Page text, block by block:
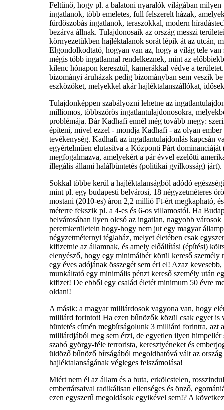
Feltűnő, hogy pl. a balatoni nyaralók világában
ingatlanok, több emeletes, full felszerelt házak,
fürdőszobás ingatlanok, teraszokkal, modern
bezárva állnak. Tulajdonosaik az ország messzi
környezetükben hajléktalanok sorát lépik át az utcán,
Elgondolkodtató, hogyan van az, hogy a világ tele
mégis több ingatlannal rendelkeznek, mint az
kilenc hónapon keresztül, kamerákkal védve a
bizományi áruházak pedig bizományban sem veszik
eszközöket, melyekkel akár hajléktalanszállókat,
Tulajdonképpen szabályozni lehetne az
milliomos, többszörös ingatlantulajdonosokra,
problémája. Bár Kadhafi ennél még tovább megy:
építeni, mivel ezzel - mondja Kadhafi - az olyan
tevékenység. Kadhafi az ingatlantulajdonlás kapcsán
egyértelműen elutasítva a Központi Párt
megfogalmazva, amelyekért a pár évvel ezelőtti
illegális állami halálbüntetés (politikai gyilkosság) járt).
Sokkal többe kerül a hajléktalanságból adódó
mint pl. egy budapesti belvárosi, 18 négyzetméteres
mostani (2010-es) áron 2,2 millió Ft-ért megkapható,
méterre fekszik pl. a 4-es és 6-os villamostól. Ha
belvárosában ilyen olcsó az ingatlan, nagyobb városok
peremkerületein hogy-hogy nem jut egy magyar
négyzetméternyi téglaház, melyet életében csak
kifizetnie az államnak, és amely előállítási (építési)
elenyésző, hogy egy minimálbér körül kereső személy
egy éves adójának összegét sem éri el! Azaz
munkáltató egy minimális pénzt kereső személy után
kifizet! De ebből egy család életét minimum 50 évre
oldani!
A másik: a magyar milliárdosok vagyona van, hogy
milliárd forintot! Ha ezen bűnözők közül csak egyet is
büntetés címén megbírságolunk 3 milliárd forintra, azt
milliárdjából meg sem érzi, de egyetlen ilyen himpellér
szabó györgy-féle terrorista, keresztyéneket és
üldöző bűnöző bírságából megoldhatóvá vált az ország
hajléktalanságának végleges felszámolása!
Miért nem él az állam és a buta, erkölcstelen,
embertársaival radikálisan ellenséges és önző,
ezen egyszerű megoldások egyikével sem!? A